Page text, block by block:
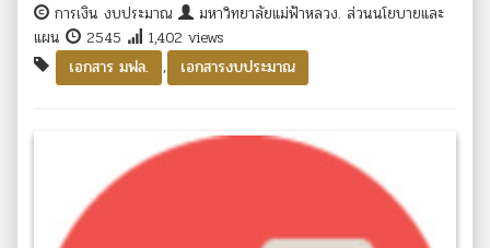
การเงิน งบประมาณ
มหาวิทยาลัยแม่ฟ้าหลวง. ส่วนนโยบายและ
แผน
2545
1,402 views
เอกสาร มฟล.
, เอกสารงบประมาณ